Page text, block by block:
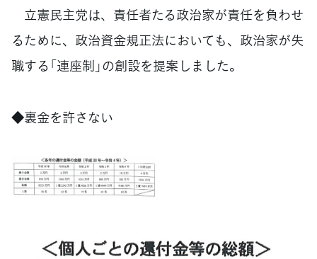
立憲民主党は、責任者たる政治家が責任を負わせ
るために、政治資金規正法においても、政治家が失
職する「連座制」の創設を提案しました。
◆裏金を許さない